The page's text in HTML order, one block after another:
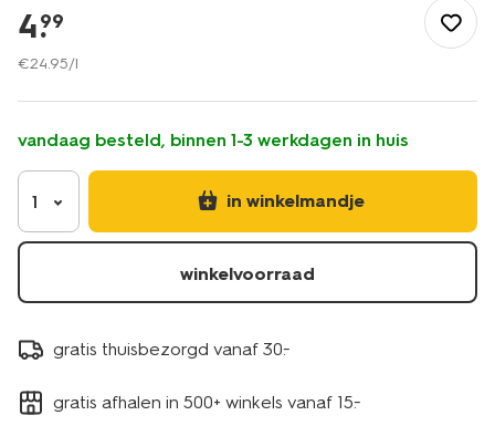
gezond/persoonlijke-
verzorging/lichaamsverzorging/bodylotion/bodybutter-
onder-
sterren-
11380042.html
4.
99
€24.95/l
vandaag besteld, binnen 1-3 werkdagen in huis
1 in winkelmandje
winkelvoorraad
gratis thuisbezorgd vanaf 30.-
gratis afhalen in 500+ winkels vanaf 15.-